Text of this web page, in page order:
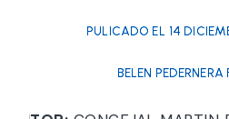
PULICADO EL 14
BELEN